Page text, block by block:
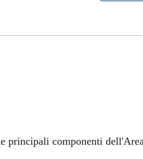
principali componenti